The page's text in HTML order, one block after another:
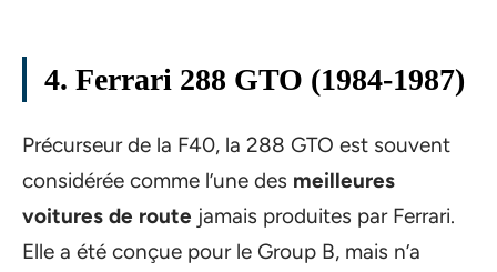
4. Ferrari 288 GTO (1984-1987)
Précurseur de la F40, la 288 GTO est souvent
considérée comme l’une des meilleures
voitures de route jamais produites par Ferrari.
Elle a été conçue pour le Group B, mais n’a